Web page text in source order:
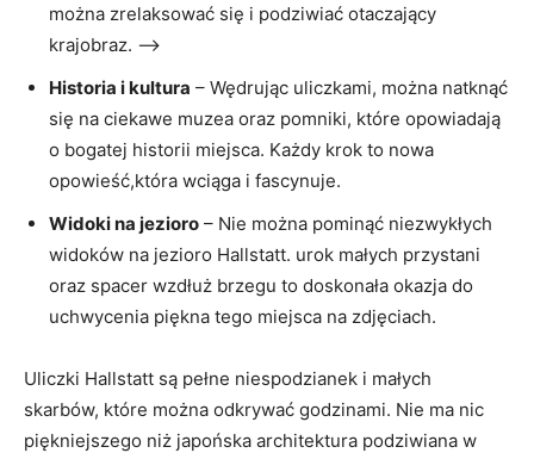
można zrelaksować się i ​podziwiać⁤ otaczający
krajobraz. –>
Historia i kultura – Wędrując uliczkami, można natknąć
się na ciekawe muzea oraz⁢ pomniki, które opowiadają
‍o bogatej historii miejsca. Każdy krok to nowa
opowieść,która wciąga i ⁢fascynuje.
Widoki na jezioro ⁢– Nie można pominąć niezwykłych⁤
widoków na ​jezioro⁤ Hallstatt. urok małych przystani
oraz spacer wzdłuż⁢ brzegu to doskonała okazja do
uchwycenia piękna tego miejsca na zdjęciach.
Uliczki Hallstatt są pełne niespodzianek i ⁣małych
skarbów,⁢ które można odkrywać​ godzinami. Nie ma nic
piękniejszego niż japońska⁣ architektura⁤ podziwiana w